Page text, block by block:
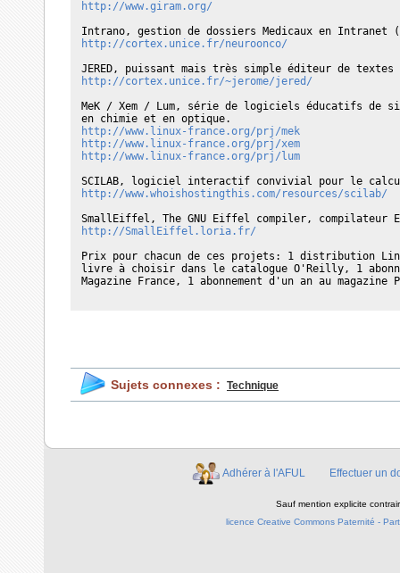
http://www.giram.org/
http://cortex.unice.fr/neuroonco/
http://cortex.unice.fr/~jerome/jered/
MeK / Xem / Lum, série de logiciels éducatifs de
http://www.linux-france.org/prj/mek
http://www.linux-france.org/prj/xem
http://www.linux-france.org/prj/lum
http://www.whoishostingthis.com/resources/scilab/
http://SmallEiffel.loria.fr/
Prix pour chacun de ces projets: 1 distribution
livre à choisir dans le catalogue O'Reilly, 1
Magazine France, 1 abonnement d'un an au magazine
Sujets connexes : Technique
Adhérer à l'AFUL Effectuer un
Sauf mention explicite
licence Creative Commons Paternité -